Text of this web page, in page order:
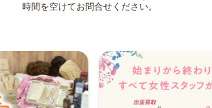
時間を空けてお問合せください。